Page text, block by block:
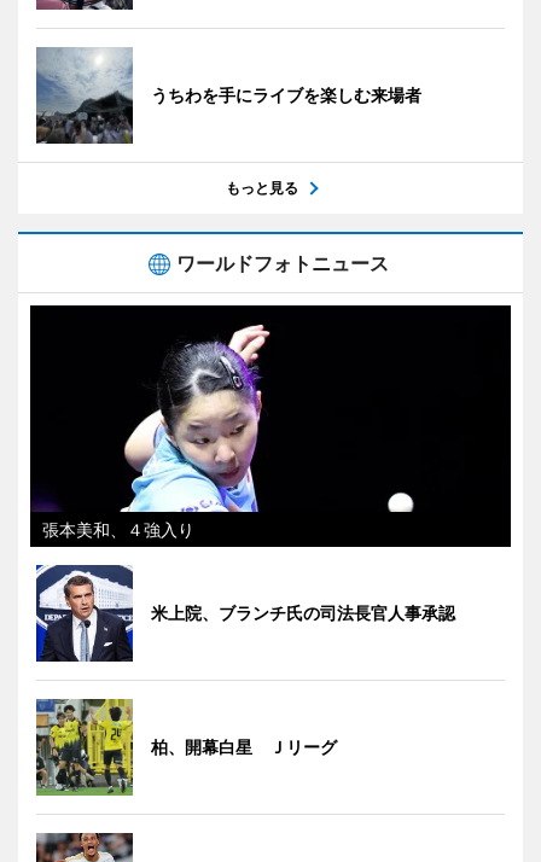
うちわを手にライブを楽しむ来場者
もっと見る
ワールドフォトニュース
張本美和、４強入り
米上院、ブランチ氏の司法長官人事承認
柏、開幕白星 Ｊリーグ